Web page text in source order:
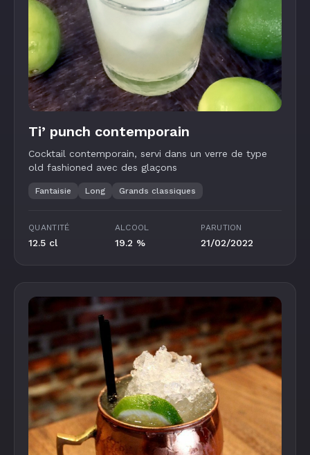
Ti’ punch contemporain
Cocktail contemporain, servi dans un verre de type
old fashioned avec des glaçons
Fantaisie Long Grands classiques
QUANTITÉ
12.5 cl
ALCOOL
19.2 %
PARUTION
21/02/2022